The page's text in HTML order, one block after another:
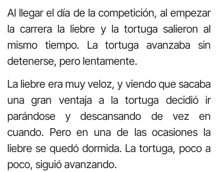
Al llegar el día de la competición, al empezar
la carrera la liebre y la tortuga salieron al
mismo tiempo. La tortuga avanzaba sin
detenerse, pero lentamente.
La liebre era muy veloz, y viendo que sacaba
una gran ventaja a la tortuga decidió ir
parándose y descansando de vez en
cuando. Pero en una de las ocasiones la
liebre se quedó dormida. La tortuga, poco a
poco, siguió avanzando.